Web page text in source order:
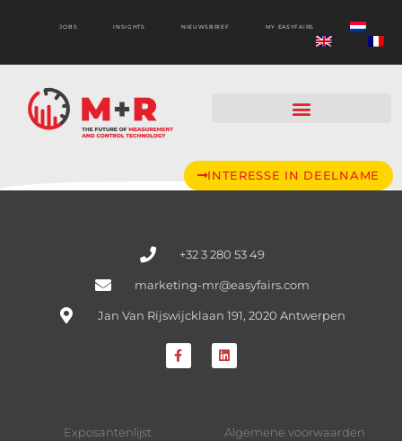
JOBS INSIGHTS NIEUWSBRIEF MY EASYFAIRS
INTERESSE IN DEELNAME
+32 3 280 53 49
marketing-mr@easyfairs.com
Jan Van Rijswijcklaan 191, 2020 Antwerpen
Exposantenlijst
Algemene voorwaarden